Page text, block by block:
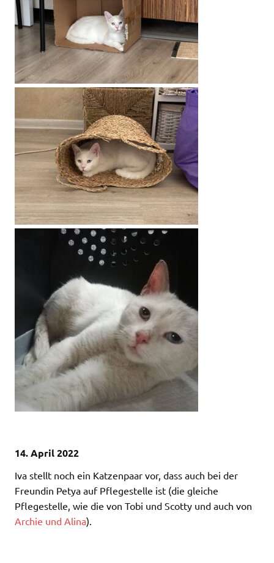
14. April 2022
Iva stellt noch ein Katzenpaar vor, dass auch bei der
Freundin Petya auf Pflegestelle ist (die gleiche
Pflegestelle, wie die von Tobi und Scotty und auch von
Archie und Alina).